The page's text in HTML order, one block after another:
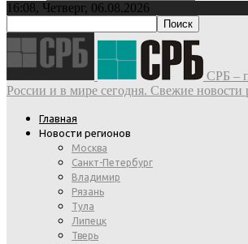
16:08, Четверг, 06.08.2026
СРБ –
России и в мире сегодня. Свежие новости
Главная
Новости регионов
Москва
Санкт-Петербург
Владимир
Рязань
Тула
Липецк
Тверь